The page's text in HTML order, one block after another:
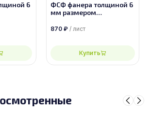
6
ФСФ фанера толщиной 6
мм размером
870 ₽ / лист
Купить